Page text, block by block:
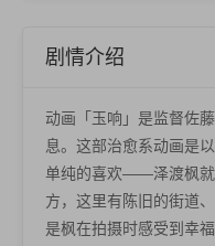
剧情介绍
动画「玉响」是监督佐
息。这部治愈系动画是
单纯的喜欢——泽渡枫就
方，这里有陈旧的街道
是枫在拍摄时感受到幸